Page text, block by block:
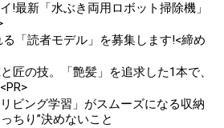
!最新「水ぶき両用ロボット掃除機」
「読者モデル」を募集します!<締め
匠の技。「艶髪」を追求した1本で、
ビング学習」がスムーズになる収納
ちり”決めないこと